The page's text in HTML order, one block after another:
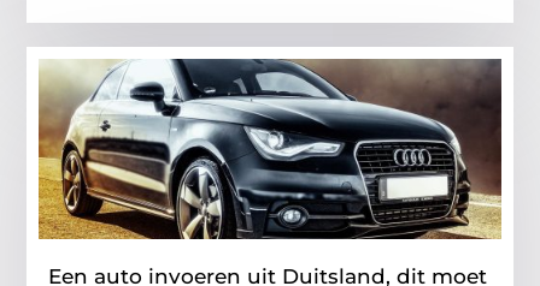
Een auto invoeren uit Duitsland, dit moet